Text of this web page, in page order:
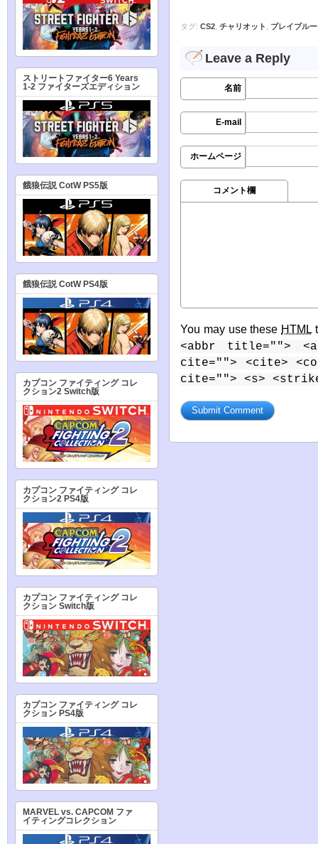
タグ: CS2 チャリオット ブレイブルー
Leave a Reply
名前
E-mail
ホームページ
コメント欄
You may use these HTML
<abbr title="">
cite=""> <cite>
cite=""> <s>
ストリートファイター6 Years
1-2 ファイターズエディション
餓狼伝説 CotW PS5版
餓狼伝説 CotW PS4版
カプコン ファイティング コレ
クション2 Switch版
カプコン ファイティング コレ
クション2 PS4版
カプコン ファイティング コレ
クション Switch版
カプコン ファイティング コレ
クション PS4版
MARVEL vs. CAPCOM ファ
イティングコレクション